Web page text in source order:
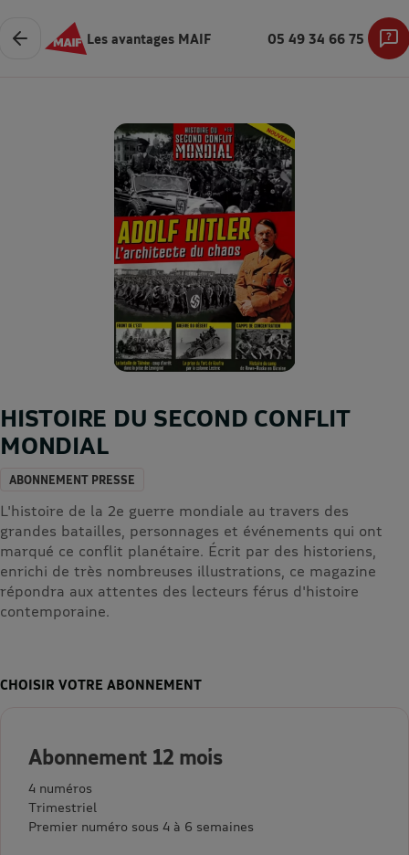
Les avantages MAIF 05 49 34 66 75
HISTOIRE DU SECOND CONFLIT
MONDIAL
ABONNEMENT PRESSE
L'histoire de la 2e guerre mondiale au travers des
grandes batailles, personnages et événements qui ont
marqué ce conflit planétaire. Écrit par des historiens,
enrichi de très nombreuses illustrations, ce magazine
répondra aux attentes des lecteurs férus d'histoire
contemporaine.
CHOISIR VOTRE ABONNEMENT
Abonnement 12 mois
4 numéros
Trimestriel
Premier numéro sous 4 à 6 semaines